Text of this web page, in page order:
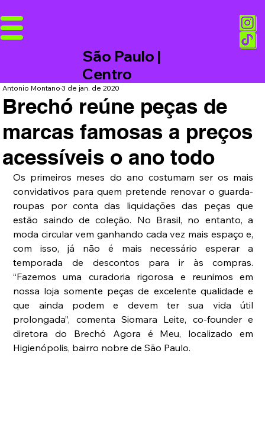
São Paulo |
Centro
Brechó reúne peças de
marcas famosas a preços
acessíveis o ano todo
Antonio Montano3 de jan. de 2020
Os primeiros meses do ano costumam ser os mais
convidativos para quem pretende renovar o guarda-
roupas por conta das liquidações das peças que
estão saindo de coleção. No Brasil, no entanto, a
moda circular vem ganhando cada vez mais espaço e,
com isso, já não é mais necessário esperar a
temporada de descontos para ir às compras.
“Fazemos uma curadoria rigorosa e reunimos em
nossa loja somente peças de excelente qualidade e
que ainda podem e devem ter sua vida útil
prolongada”, comenta Siomara Leite, co-founder e
diretora do Brechó Agora é Meu, localizado em
Higienópolis, bairro nobre de São Paulo.